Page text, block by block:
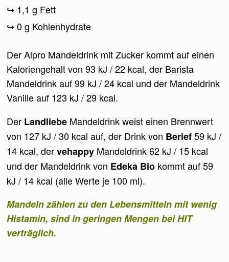
1,1 g Fett
0 g Kohlenhydrate
Der Alpro Mandeldrink mit Zucker kommt auf einen
Kaloriengehalt von 93 kJ / 22 kcal, der Barista
Mandeldrink auf 99 kJ / 24 kcal und der Mandeldrink
Vanille auf 123 kJ / 29 kcal.
Der Landliebe Mandeldrink weist einen Brennwert
von 127 kJ / 30 kcal auf, der Drink von Berief59 kJ /
14 kcal, dervehappy Mandeldrink 62 kJ / 15 kcal
und der Mandeldrink von Edeka Bio kommt auf 59
kJ / 14 kcal (alle Werte je 100 ml).
Mandeln zählen zu den Lebensmitteln mit wenig
Histamin, sind in geringen Mengen bei HIT
verträglich.